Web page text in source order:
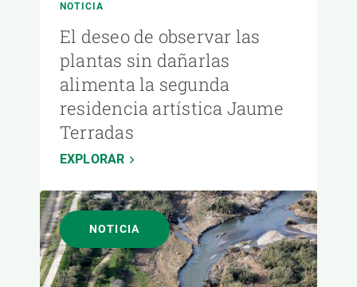
NOTICIA
El deseo de observar las
plantas sin dañarlas
alimenta la segunda
residencia artística Jaume
Terradas
EXPLORAR
NOTICIA